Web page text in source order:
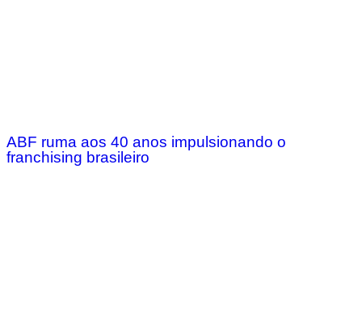
ABF ruma aos 40 anos impulsionando o
franchising brasileiro